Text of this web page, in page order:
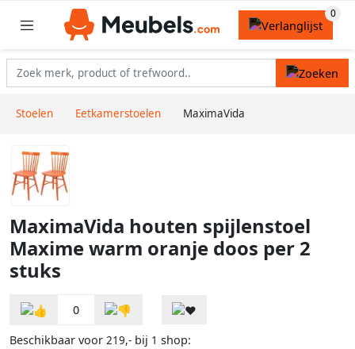
Stoelen Eetkamerstoelen MaximaVida
MaximaVida houten spijlenstoel
Maxime warm oranje doos per 2
stuks
0
Beschikbaar voor 219,- bij 1 shop: